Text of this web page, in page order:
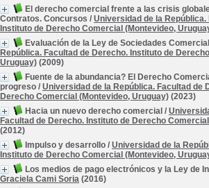
El derecho comercial frente a las crisis
Contratos. Concursos / Universidad de la
Instituto de Derecho Comercial (Montevideo,
Evaluación de la Ley de Sociedades
República. Facultad de Derecho. Instituto de
Uruguay) (2009)
Fuente de la abundancia? El Derecho
progreso / Universidad de la República. Facultad de
Derecho Comercial (Montevideo, Uruguay) (2023)
Hacia un nuevo derecho comercial /
Facultad de Derecho. Instituto de Derecho
(2012)
Impulso y desarrollo / Universidad de la
Instituto de Derecho Comercial (Montevideo,
Los medios de pago electrónicos y la Ley de
Graciela Cami Soria (2016)